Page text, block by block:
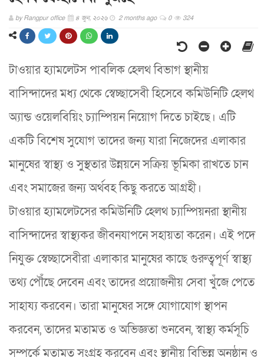
byRangpur office ৪ জুন, ২০২৬ 2 months ago 0 324
টাওয়ার হ্যামলেটস পাবলিক হেলথ বিভাগ স্থানীয়
বাসিন্দাদের মধ্য থেকে স্বেচ্ছাসেবী হিসেবে কমিউনিটি হেলথ
অ্যান্ড ওয়েলবিয়িং চ্যাম্পিয়ন নিয়োগ দিতে চাইছে। এটি
একটি বিশেষ সুযোগ তাদের জন্য যারা নিজেদের এলাকার
মানুষের স্বাস্থ্য ও সুস্থতার উন্নয়নে সক্রিয় ভূমিকা রাখতে চান
এবং সমাজের জন্য অর্থবহ কিছু করতে আগ্রহী।
টাওয়ার হ্যামলেটসের কমিউনিটি হেলথ চ্যাম্পিয়নরা স্থানীয়
বাসিন্দাদের স্বাস্থ্যকর জীবনযাপনে সহায়তা করেন। এই পদে
নিযুক্ত স্বেচ্ছাসেবীরা এলাকার মানুষের কাছে গুরুত্বপূর্ণ স্বাস্থ্য
তথ্য পৌঁছে দেবেন এবং তাদের প্রয়োজনীয় সেবা খুঁজে পেতে
সাহায্য করবেন। তারা মানুষের সঙ্গে যোগাযোগ স্থাপন
করবেন, তাদের মতামত ও অভিজ্ঞতা শুনবেন, স্বাস্থ্য কর্মসূচি
সম্পর্কে মতামত সংগ্রহ করবেন এবং স্থানীয় বিভিন্ন অনুষ্ঠান ও